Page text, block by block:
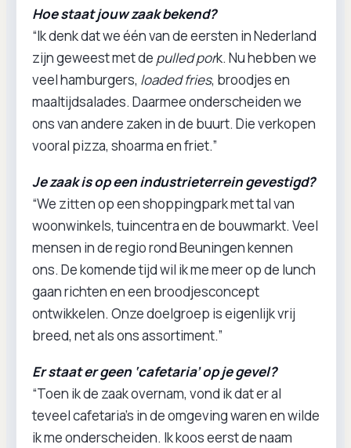
Hoe staat jouw zaak bekend?
“Ik denk dat we één van de eersten in Nederland
zijn geweest met de pulled pork. Nu hebben we
veel hamburgers, loaded fries, broodjes en
maaltijdsalades. Daarmee onderscheiden we
ons van andere zaken in de buurt. Die verkopen
vooral pizza, shoarma en friet.”
Je zaak is op een industrieterrein gevestigd?
“We zitten op een shoppingpark met tal van
woonwinkels, tuincentra en de bouwmarkt. Veel
mensen in de regio rond Beuningen kennen
ons. De komende tijd wil ik me meer op de lunch
gaan richten en een broodjesconcept
ontwikkelen. Onze doelgroep is eigenlijk vrij
breed, net als ons assortiment.”
Er staat er geen ‘cafetaria’ op je gevel?
“Toen ik de zaak overnam, vond ik dat er al
teveel cafetaria’s in de omgeving waren en wilde
ik me onderscheiden. Ik koos eerst de naam